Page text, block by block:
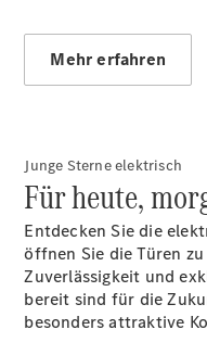
Mehr erfahren
Junge Sterne elektrisch
Für heute,
Entdecken Sie die
öffnen Sie die Türen
Zuverlässigkeit und
bereit sind für die
besonders attraktive